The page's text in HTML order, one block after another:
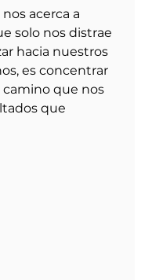
acerca a
solo nos distrae
hacia nuestros
es concentrar
que nos
que